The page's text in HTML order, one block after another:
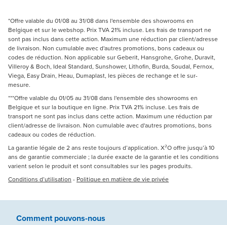
*Offre valable du 01/08 au 31/08 dans l'ensemble des showrooms en
Belgique et sur le webshop. Prix TVA 21% incluse. Les frais de transport ne
sont pas inclus dans cette action. Maximum une réduction par client/adresse
de livraison. Non cumulable avec d'autres promotions, bons cadeaux ou
codes de réduction. Non applicable sur Geberit, Hansgrohe, Grohe, Duravit,
Villeroy & Boch, Ideal Standard, Sunshower, Lithofin, Burda, Soudal, Fernox,
Viega, Easy Drain, Heau, Dumaplast, les pièces de rechange et le sur-
mesure.
***Offre valable du 01/05 au 31/08 dans l'ensemble des showrooms en
Belgique et sur la boutique en ligne. Prix TVA 21% incluse. Les frais de
transport ne sont pas inclus dans cette action. Maximum une réduction par
client/adresse de livraison. Non cumulable avec d'autres promotions, bons
cadeaux ou codes de réduction.
La garantie légale de 2 ans reste toujours d’application. X²O offre jusqu’à 10
ans de garantie commerciale ; la durée exacte de la garantie et les conditions
varient selon le produit et sont consultables sur les pages produits.
Conditions d’utilisation - Politique en matière de vie privée
Comment pouvons-nous